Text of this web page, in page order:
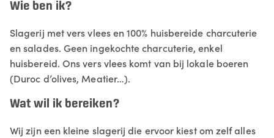
Wie ben ik?
Slagerij met vers vlees en 100% huisbereide charcuterie
en salades. Geen ingekochte charcuterie, enkel
huisbereid. Ons vers vlees komt van bij lokale boeren
(Duroc d’olives, Meatier…).
Wat wil ik bereiken?
Wij zijn een kleine slagerij die ervoor kiest om zelf alles